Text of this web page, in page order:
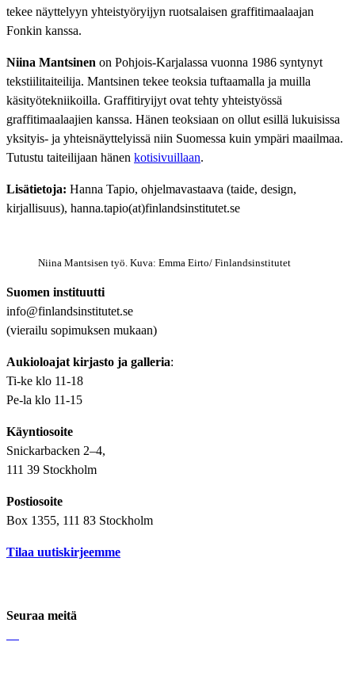
tekee näyttelyyn yhteistyöryijyn ruotsalaisen graffitimaalaajan
Fonkin kanssa.
Niina Mantsinen on Pohjois-Karjalassa vuonna 1986 syntynyt
tekstiilitaiteilija. Mantsinen tekee teoksia tuftaamalla ja muilla
käsityötekniikoilla. Graffitiryijyt ovat tehty yhteistyössä
graffitimaalaajien kanssa. Hänen teoksiaan on ollut esillä lukuisissa
yksityis- ja yhteisnäyttelyissä niin Suomessa kuin ympäri maailmaa.
Tutustu taiteilijaan hänen kotisivuillaan.
Lisätietoja: Hanna Tapio, ohjelmavastaava (taide, design,
kirjallisuus), hanna.tapio(at)finlandsinstitutet.se
Niina Mantsisen työ. Kuva: Emma Eirto/ Finlandsinstitutet
Suomen instituutti
info@finlandsinstitutet.se
(vierailu sopimuksen mukaan)
Aukioloajat kirjasto ja galleria:
Ti-ke klo 11-18
Pe-la klo 11-15
Käyntiosoite
Snickarbacken 2–4,
111 39 Stockholm
Postiosoite
Box 1355, 111 83 Stockholm
Tilaa uutiskirjeemme
Seuraa meitä